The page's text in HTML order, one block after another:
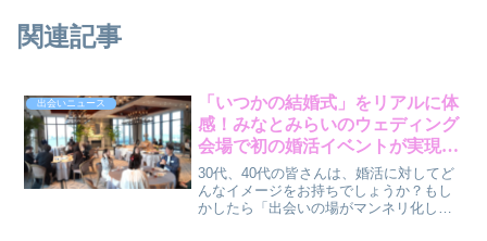
関連記事
出会いニュース
「いつかの結婚式」をリアルに体
感！みなとみらいのウェディング
会場で初の婚活イベントが実現し
た特別な出会い
30代、40代の皆さんは、婚活に対してど
んなイメージをお持ちでしょうか？もし
かしたら「出会いの場がマンネリ化して